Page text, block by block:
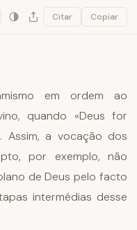
Católica
Citar Copiar
em ordem ao
quando «Deus for
Assim, a vocação dos
por exemplo, não
de Deus pelo facto
intermédias desse